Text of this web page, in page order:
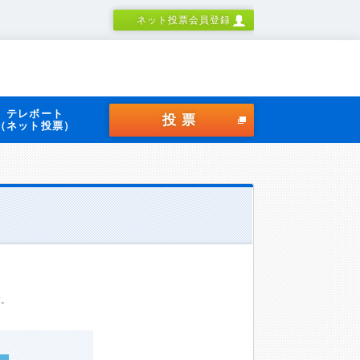
ネット投票会員登録
テレボート
（ネット投票）
投票